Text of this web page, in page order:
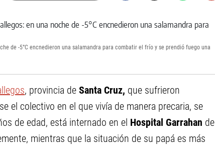
de -5°C encnedieron una salamandra para combatir el frío y se prendió fuego una
, provincia de Santa Cruz, que sufrieron
el colectivo en el que vivía de manera precaria, se
de edad, está internado en el Hospital Garrahan de
mientras que la situación de su papá es más